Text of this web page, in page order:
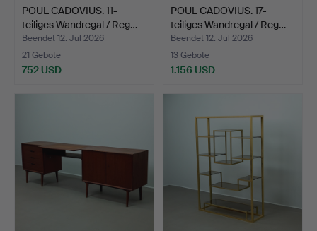
POUL CADOVIUS. 11-
teiliges Wandregal / Reg…
Beendet 12. Jul 2026
21 Gebote
752 USD
POUL CADOVIUS. 17-
teiliges Wandregal / Reg…
Beendet 12. Jul 2026
13 Gebote
1.156 USD